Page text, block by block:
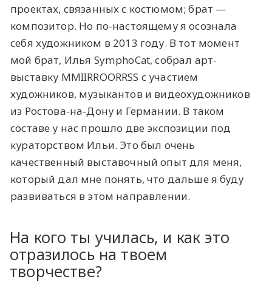
проектах, связанных с костюмом; брат —
композитор. Но по-настоящему я осознала
себя художником в 2013 году. В тот момент
мой брат, Илья SymphoCat, собрал арт-
выставку MMIIRROORRSS с участием
художников, музыкантов и видеохудожников
из Ростова-на-Дону и Германии. В таком
составе у нас прошло две экспозиции под
кураторством Ильи. Это был очень
качественный выставочный опыт для меня,
который дал мне понять, что дальше я буду
развиваться в этом направлении.
На кого ты училась, и как это
отразилось на твоем
творчестве?